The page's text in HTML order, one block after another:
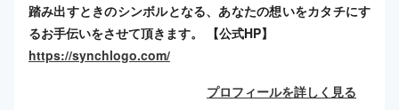
踏み出すときのシンボルとなる、あなたの想いをカタチにす
るお手伝いをさせて頂きます。 【公式HP】
https://synchlogo.com/
プロフィールを詳しく見る